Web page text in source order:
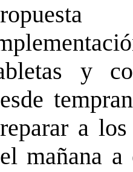
y
a
mañana